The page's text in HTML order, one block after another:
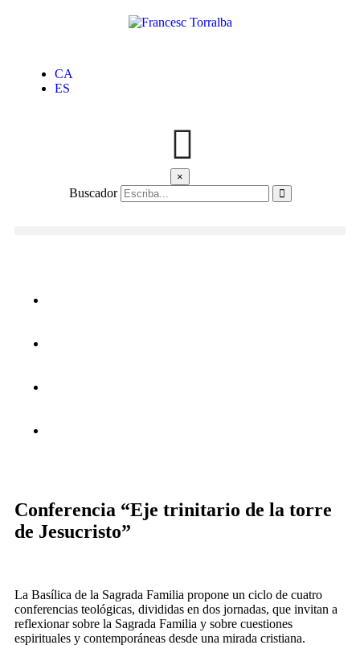
CA
ES
×
Buscador
Conferencia “Eje trinitario de la torre
de Jesucristo”
La Basílica de la Sagrada Familia propone un ciclo de cuatro
conferencias teológicas, divididas en dos jornadas, que invitan a
reflexionar sobre la Sagrada Familia y sobre cuestiones
espirituales y contemporáneas desde una mirada cristiana.